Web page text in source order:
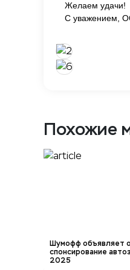
Желаем удачи!
С уважением,
Похожие
Шумофф объявляет
спонсирование
2025